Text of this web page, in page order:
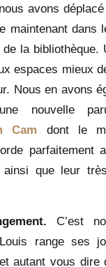
avons
maintenant dans
la bibliothèque.
espaces mieux
Nous en avons
nouvelle
Cam dont le
parfaitement
que leur
C’est
range ses
autant vous dire